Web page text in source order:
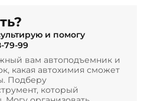
и помогу
79-99
вам автоподъемник и
какая автохимия сможет
Подберу
который